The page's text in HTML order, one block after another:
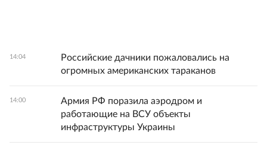
14:04
Российские дачники пожаловались на
огромных американских тараканов
14:00
Армия РФ поразила аэродром и
работающие на ВСУ объекты
инфраструктуры Украины